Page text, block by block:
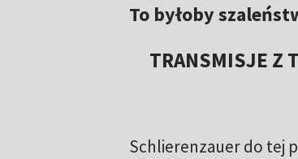
To byłoby
TRANSMISJE Z
Schlierenzauer do tej